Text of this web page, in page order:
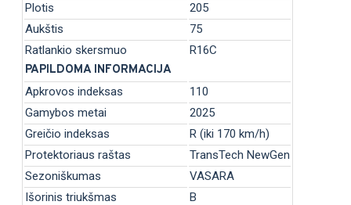
Plotis
205
Aukštis
75
Ratlankio skersmuo
R16C
PAPILDOMA INFORMACIJA
Apkrovos indeksas
110
Gamybos metai
2025
Greičio indeksas
R (iki 170 km/h)
Protektoriaus raštas
TransTech NewGen
Sezoniškumas
VASARA
Išorinis triukšmas
B